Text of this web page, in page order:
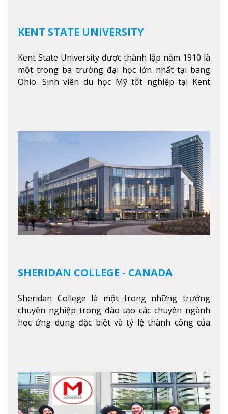
KENT STATE UNIVERSITY
Kent State University được thành lập năm 1910 là
một trong ba trường đại học lớn nhất tại bang
Ohio. Sinh viên du học Mỹ tốt nghiệp tại Kent
SHERIDAN COLLEGE - CANADA
Sheridan College là một trong những trường
chuyên nghiệp trong đào tạo các chuyên ngành
học ứng dụng đặc biệt và tỷ lệ thành công của
thuyết với ứng dụng, chuẩn bị cho sinh viên vào
các công việc của nghệ thuật thị giác và biểu diễn,
kinh doanh, các dịch vụ cộng đồng và ngành nghề
kỹ thuật.Xem thêm